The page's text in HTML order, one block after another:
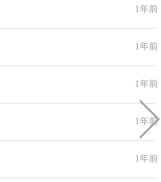
1年前
1年前
1年前
1年前
1年前